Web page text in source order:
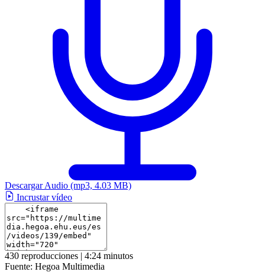
Descargar Audio (mp3, 4.03 MB)
Incrustar vídeo
430 reproducciones | 4:24 minutos
Fuente: Hegoa Multimedia